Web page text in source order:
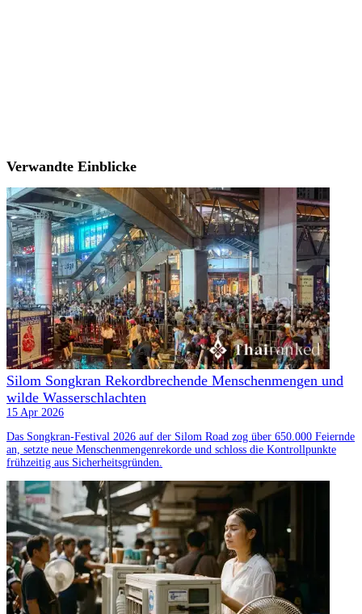
Verwandte Einblicke
Silom Songkran Rekordbrechende Menschenmengen und
wilde Wasserschlachten
15 Apr 2026
Das Songkran-Festival 2026 auf der Silom Road zog über 650.000 Feiernde
an, setzte neue Menschenmengenrekorde und schloss die Kontrollpunkte
frühzeitig aus Sicherheitsgründen.